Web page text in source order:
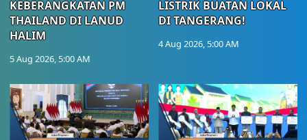
KEBERANGKATAN PM
THAILAND DI LANUD
HALIM
5 Aug 2026, 5:00 AM
LISTRIK BUATAN LOKAL
DI TANGERANG!
4 Aug 2026, 5:00 AM